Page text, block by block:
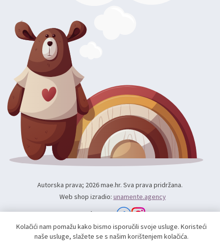
Autorska prava; 2026 mae.hr. Sva prava pridržana.
Web shop izradio: unamente.agency
Pratite nas
Kolačići nam pomažu kako bismo isporučili svoje usluge. Koristeći
naše usluge, slažete se s našim korištenjem kolačića.